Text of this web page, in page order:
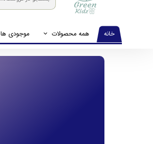
خانه همه محصولات
لباس نوزاد تا نوجوان
موجودی ها